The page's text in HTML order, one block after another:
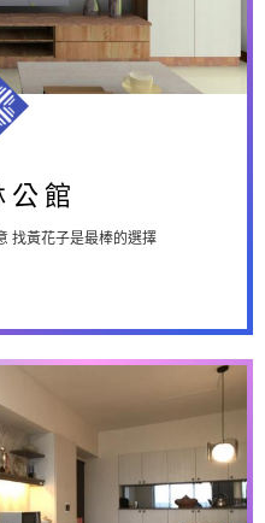
館
公館
找黃花子是最棒的選擇